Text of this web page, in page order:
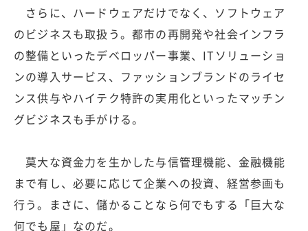
さらに、ハードウェアだけでなく、ソフトウェア
のビジネスも取扱う。都市の再開発や社会インフラ
の整備といったデベロッパー事業、ITソリューショ
ンの導入サービス、ファッションブランドのライセ
ンス供与やハイテク特許の実用化といったマッチン
グビジネスも手がける。
莫大な資金力を生かした与信管理機能、金融機能
まで有し、必要に応じて企業への投資、経営参画も
行う。まさに、儲かることなら何でもする「巨大な
何でも屋」なのだ。